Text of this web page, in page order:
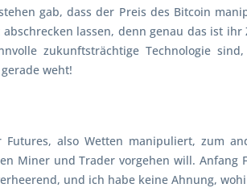
gab, dass der Preis des Bitcoin
lassen, denn genau das ist
zukunftsträchtige Technologie
weht!
also Wetten manipuliert, zum
Miner und Trader vorgehen will. Anfang
und ich habe keine Ahnung,